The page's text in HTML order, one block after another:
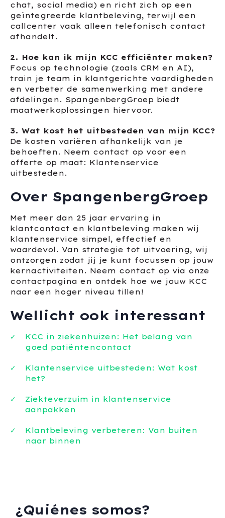
chat, social media) en richt zich op een
geïntegreerde klantbeleving, terwijl een
callcenter vaak alleen telefonisch contact
afhandelt.
2. Hoe kan ik mijn KCC efficiënter maken?
Focus op technologie (zoals CRM en AI),
train je team in klantgerichte vaardigheden
en verbeter de samenwerking met andere
afdelingen. SpangenbergGroep biedt
maatwerkoplossingen hiervoor.
3. Wat kost het uitbesteden van mijn KCC?
De kosten variëren afhankelijk van je
behoeften. Neem contact op voor een
offerte op maat: Klantenservice
uitbesteden.
Over SpangenbergGroep
Met meer dan 25 jaar ervaring in
klantcontact en klantbeleving maken wij
klantenservice simpel, effectief en
waardevol. Van strategie tot uitvoering, wij
ontzorgen zodat jij je kunt focussen op jouw
kernactiviteiten. Neem contact op via onze
contactpagina en ontdek hoe we jouw KCC
naar een hoger niveau tillen!
Wellicht ook interessant
KCC in ziekenhuizen: Het belang van
goed patiëntencontact
Klantenservice uitbesteden: Wat kost
het?
Ziekteverzuim in klantenservice
aanpakken
Klantbeleving verbeteren: Van buiten
naar binnen
¿Quiénes somos?